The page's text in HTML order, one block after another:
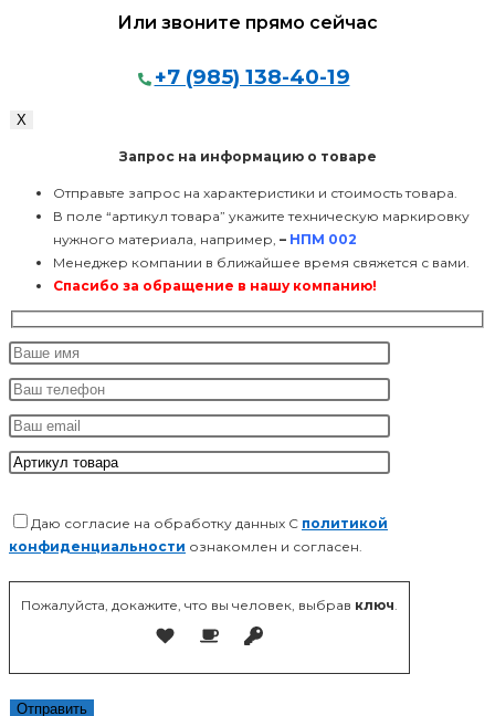
Или звоните прямо сейчас
+7 (985) 138-40-19
Х
Запрос на информацию о товаре
Отправьте запрос на характеристики и стоимость товара.
В поле “артикул товара” укажите техническую маркировку
нужного материала, например, – НПМ 002
Менеджер компании в ближайшее время свяжется с вами.
Спасибо за обращение в нашу компанию!
Даю согласие на обработку данных С политикой
конфиденциальности ознакомлен и согласен.
Пожалуйста, докажите, что вы человек, выбрав ключ